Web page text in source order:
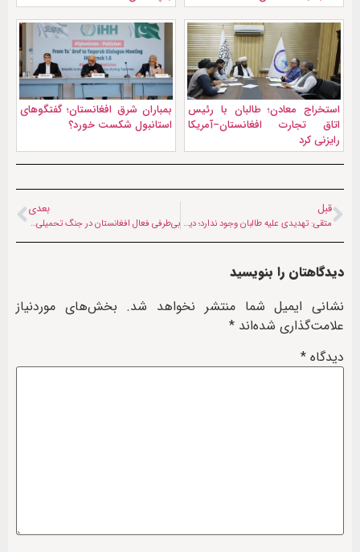
استخراج معادن؛ طالبان با رئیس
اتاق تجارت افغانستان–آمریکا
رایزنی کرد
بمباران شرق افغانستان؛ گفتگوهای
استانبول شکست خورد؟
قبل
متقی: تهدیدی علیه طالبان وجود ندارد؛ دیپلمات‌ها باید در قبال پاکستان مسئولانه رفتار کنند
بعدی
بی‌طرفی فعال افغانستان در جنگ تحمیلی علیه ایران: چرا و چگونه؟
دیدگاهتان را بنویسید
نشانی ایمیل شما منتشر نخواهد شد. بخش‌های موردنیاز
علامت‌گذاری شده‌اند *
دیدگاه *